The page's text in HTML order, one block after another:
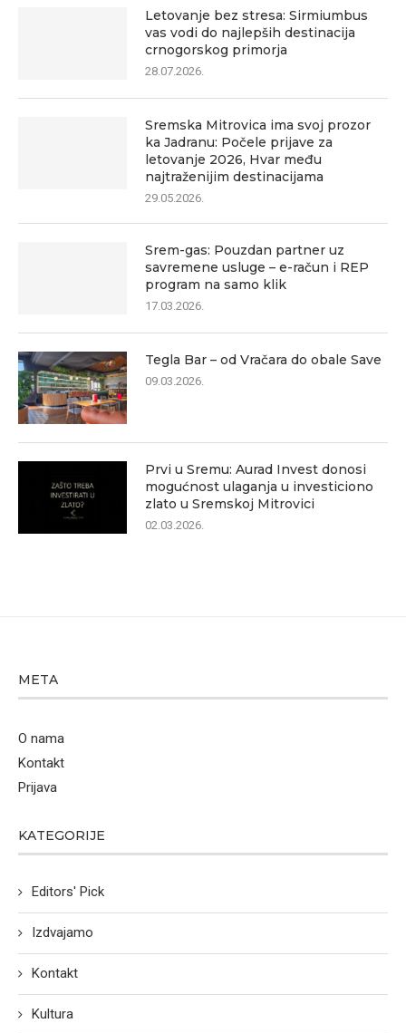
Letovanje bez stresa: Sirmiumbus
vas vodi do najlepših destinacija
crnogorskog primorja
28.07.2026.
Sremska Mitrovica ima svoj prozor
ka Jadranu: Počele prijave za
letovanje 2026, Hvar među
najtraženijim destinacijama
29.05.2026.
Srem-gas: Pouzdan partner uz
savremene usluge – e-račun i REP
program na samo klik
17.03.2026.
Tegla Bar – od Vračara do obale Save
09.03.2026.
Prvi u Sremu: Aurad Invest donosi
mogućnost ulaganja u investiciono
zlato u Sremskoj Mitrovici
02.03.2026.
META
O nama
Kontakt
Prijava
KATEGORIJE
Editors' Pick
Izdvajamo
Kontakt
Kultura